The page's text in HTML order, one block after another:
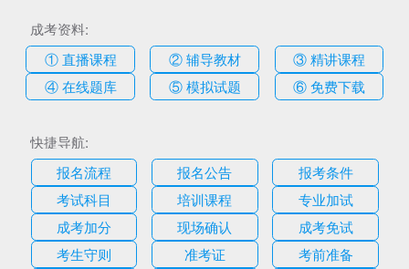
成考资料:
① 直播课程
② 辅导教材
③ 精讲课程
④ 在线题库
⑤ 模拟试题 ⑥ 免费下载
快捷导航:
报名流程
报名公告
报考条件
考试科目
培训课程
专业加试
成考加分
现场确认
成考免试
考生守则
准考证
考前准备